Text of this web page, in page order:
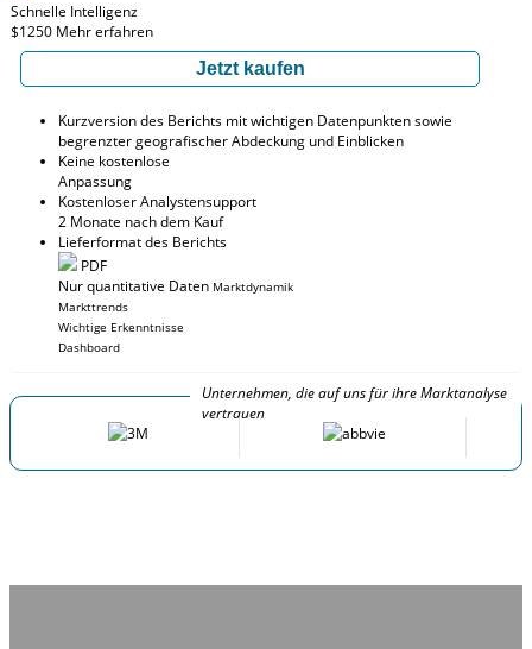
Schnelle Intelligenz
$1250 Mehr erfahren
Jetzt kaufen
Kurzversion des Berichts mit wichtigen Datenpunkten sowie
begrenzter geografischer Abdeckung und Einblicken
Keine kostenlose
Anpassung
Kostenloser Analystensupport
2 Monate nach dem Kauf
Lieferformat des Berichts
PDF
Nur quantitative Daten Marktdynamik
Markttrends
Wichtige Erkenntnisse
Dashboard
Unternehmen, die auf uns für ihre Marktanalyse
vertrauen